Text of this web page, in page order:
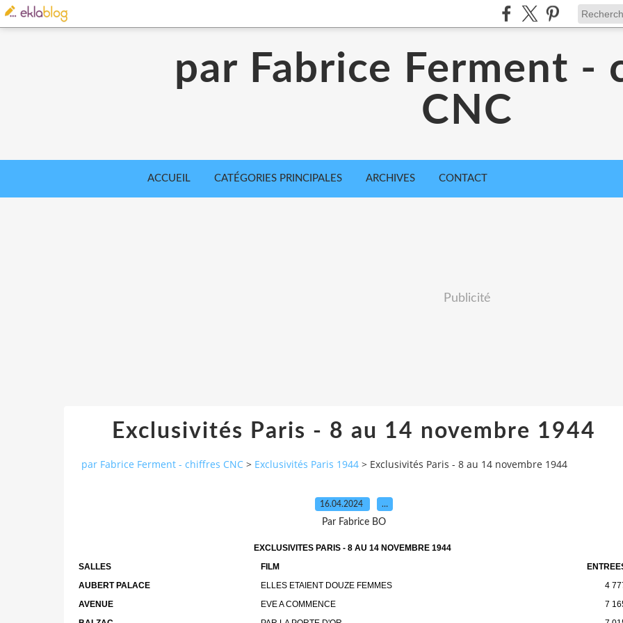
par Fabrice Ferment -
CNC
ACCUEIL CATÉGORIES PRINCIPALES ARCHIVES CONTACT
Publicité
Exclusivités Paris - 8 au 14 novembre 1944
par Fabrice Ferment - chiffres CNC > Exclusivités Paris 1944 > Exclusivités Paris - 8 au 14 novembre 1944
16.04.2024 …
Par Fabrice BO
EXCLUSIVITES PARIS - 8 AU 14 NOVEMBRE 1944
SALLES
FILM
AUBERT PALACE
ELLES ETAIENT DOUZE FEMMES
4
AVENUE
EVE A COMMENCE
7